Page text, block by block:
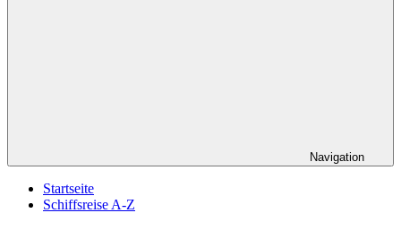
Navigation
Startseite
Schiffsreise A-Z